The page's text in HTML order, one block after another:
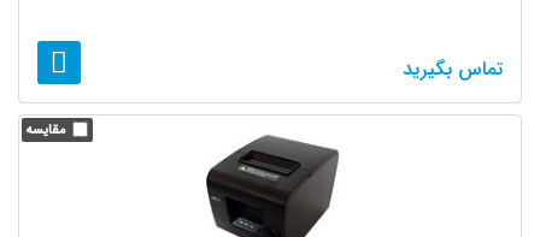
تماس بگیرید